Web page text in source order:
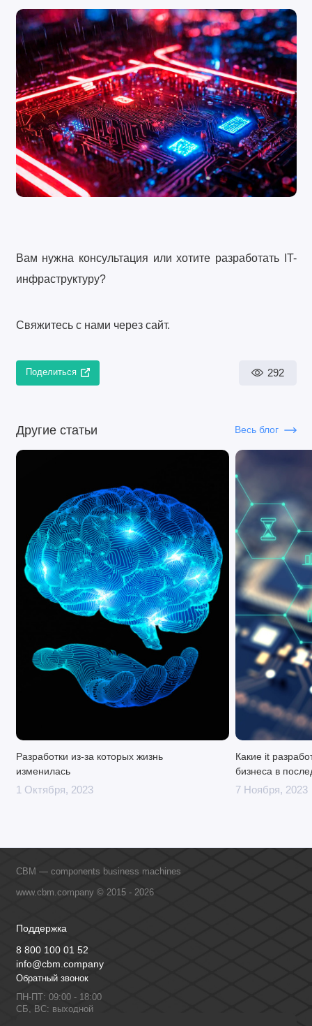
Вам нужна консультация или хотите разработать IT-
инфраструктуру?
Свяжитесь с нами через сайт.
Поделиться 292
Другие статьи Весь блог
Разработки из-за которых жизнь
изменилась
1 Октября, 2023
Какие it
бизнеса в
7 Ноября, 2023
CBM — components business machines
www.cbm.company © 2015 - 2026
Поддержка
8 800 100 01 52
info@cbm.company
Обратный звонок
ПН-ПТ: 09:00 - 18:00
СБ, ВС: выходной